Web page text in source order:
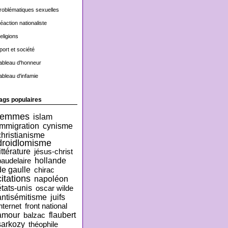
sexuelles
nationaliste
et société
d'honneur
d'infamie
populaires
islam
cynisme
jésus-christ
hollande
gaulle chirac
napoléon
unis oscar wilde
juifs
front national
balzac flaubert
théophile